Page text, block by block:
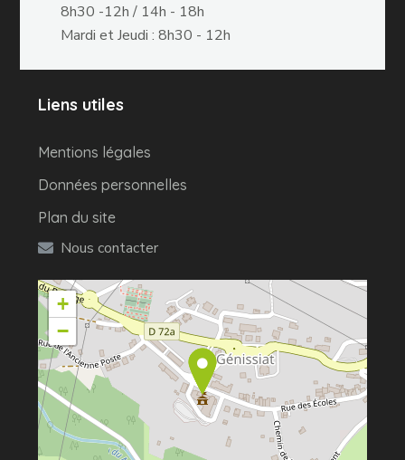
8h30 -12h / 14h - 18h
Mardi et Jeudi : 8h30 - 12h
Liens utiles
Mentions légales
Données personnelles
Plan du site
Nous contacter
+
−